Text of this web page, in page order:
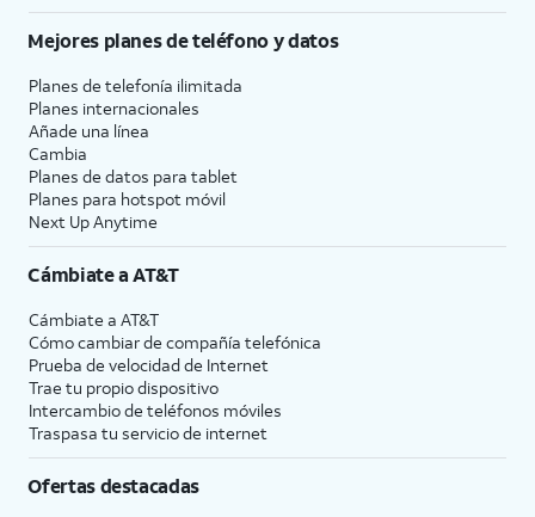
Mejores planes de teléfono y datos
Planes de telefonía ilimitada
Planes internacionales
Añade una línea
Cambia
Planes de datos para tablet
Planes para hotspot móvil
Next Up Anytime
Cámbiate aAT&T
Cámbiate a AT&T
Cómo cambiar de compañía telefónica
Prueba de velocidad de Internet
Trae tu propio dispositivo
Intercambio de teléfonos móviles
Traspasa tu servicio de internet
Ofertas destacadas